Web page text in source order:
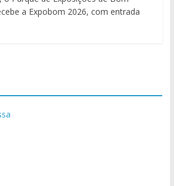
a Expobom 2026, com entrada